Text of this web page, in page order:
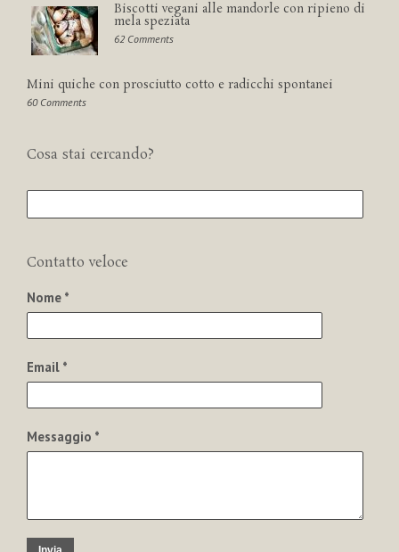
Biscotti vegani alle mandorle con ripieno di
mela speziata
62 Comments
Mini quiche con prosciutto cotto e radicchi spontanei
60 Comments
Cosa stai cercando?
Contatto veloce
Nome *
Email *
Messaggio *